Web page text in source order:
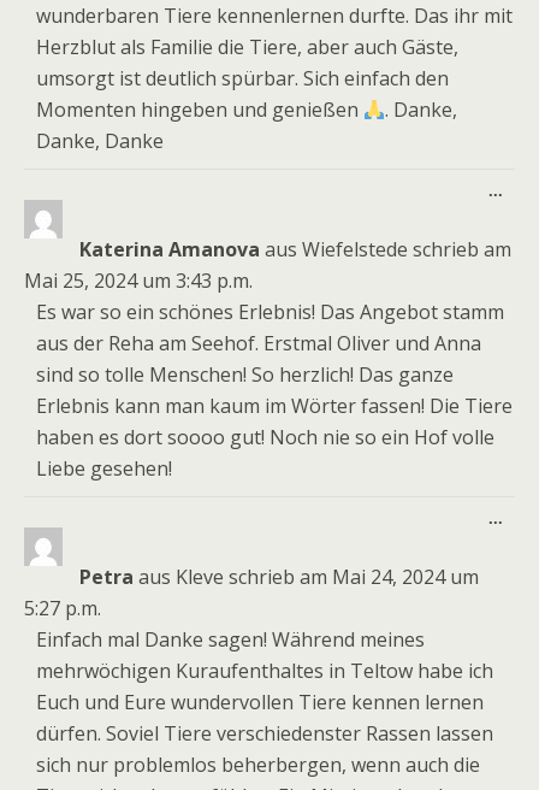
wunderbaren Tiere kennenlernen durfte. Das ihr mit
Herzblut als Familie die Tiere, aber auch Gäste,
umsorgt ist deutlich spürbar. Sich einfach den
Momenten hingeben und genießen
. Danke,
Danke, Danke
Katerina Amanova aus Wiefelstede schrieb am
Mai 25, 2024 um 3:43 p.m.
Es war so ein schönes Erlebnis! Das Angebot stamm
aus der Reha am Seehof. Erstmal Oliver und Anna
sind so tolle Menschen! So herzlich! Das ganze
Erlebnis kann man kaum im Wörter fassen! Die Tiere
haben es dort soooo gut! Noch nie so ein Hof volle
Liebe gesehen!
...
Petra aus Kleve schrieb am Mai 24, 2024 um
5:27 p.m.
Einfach mal Danke sagen! Während meines
mehrwöchigen Kuraufenthaltes in Teltow habe ich
Euch und Eure wundervollen Tiere kennen lernen
dürfen. Soviel Tiere verschiedenster Rassen lassen
sich nur problemlos beherbergen, wenn auch die
...